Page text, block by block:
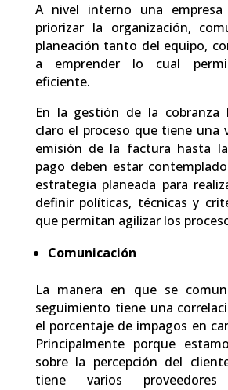
A nivel interno una empresa
priorizar la organización,
planeación tanto del equipo,
a emprender lo cual
eficiente.
En la gestión de la cobranza
claro el proceso que tiene una
emisión de la factura hasta
pago deben estar
estrategia planeada para
definir políticas, técnicas y
que permitan agilizar los
Comunicación
La manera en que se
seguimiento tiene una
el porcentaje de impagos en
Principalmente porque
sobre la percepción del
tiene varios